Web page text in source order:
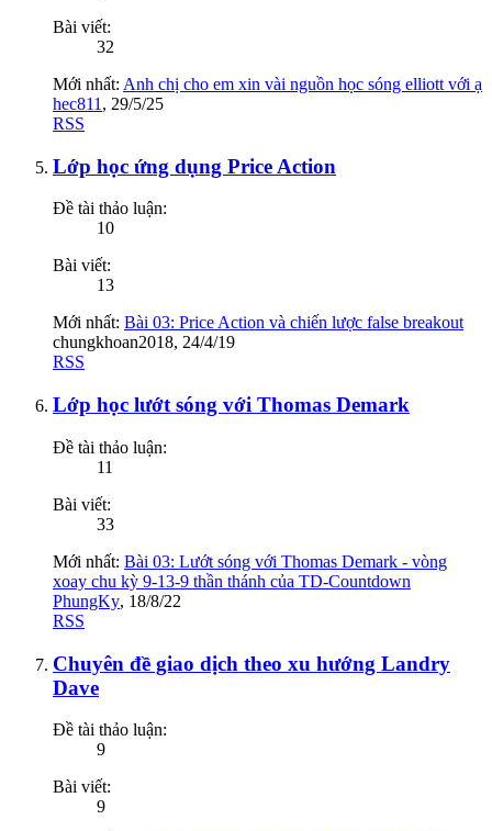
Bài viết:
32
Mới nhất: Anh chị cho em xin vài nguồn học sóng elliott với ạ
hec811 , 29/5/25
RSS
Lớp học ứng dụng Price Action
Đề tài thảo luận:
10
Bài viết:
13
Mới nhất: Bài 03: Price Action và chiến lược false breakout
chungkhoan2018, 24/4/19
RSS
Lớp học lướt sóng với Thomas Demark
Đề tài thảo luận:
11
Bài viết:
33
Mới nhất: Bài 03: Lướt sóng với Thomas Demark - vòng
xoay chu kỳ 9-13-9 thần thánh của TD-Countdown
PhungKy, 18/8/22
RSS
Chuyên đề giao dịch theo xu hướng Landry
Dave
Đề tài thảo luận:
9
Bài viết:
9